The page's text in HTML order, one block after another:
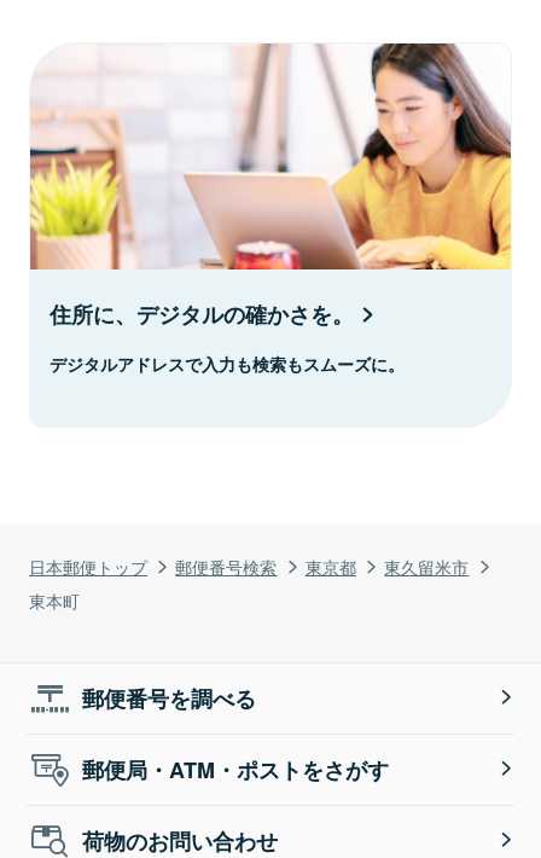
日本郵便トップ 郵便番号検索 東京都
東久留米市
東本町
住所に、デジタルの確かさを。
デジタルアドレスで入力も検索もスムーズに。
郵便番号を調べる
郵便局・ATM・ポストをさがす
荷物のお問い合わせ